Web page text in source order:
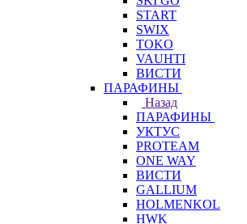
START
SWIX
TOKO
VAUHTI
ВИСТИ
ПАРАФИНЫ
Назад
ПАРАФИНЫ
УКТУС
PROTEAM
ONE WAY
ВИСТИ
GALLIUM
HOLMENKOL
HWK